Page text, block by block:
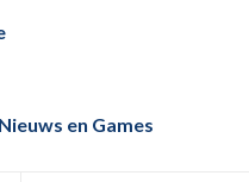
en Games